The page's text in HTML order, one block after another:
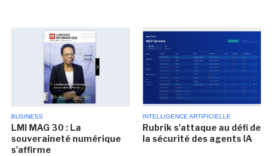
BUSINESS
LMI MAG 30 : La
souveraineté numérique
s'affirme
INTELLIGENCE ARTIFICIELLE
Rubrik s'attaque au défi de
la sécurité des agents IA